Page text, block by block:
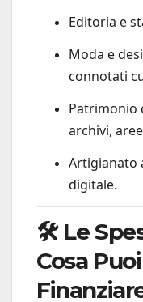
Editoria e
Moda e
connotati
Patrimonio
archivi,
Artigianato
digitale.
🛠️ Le
Cosa